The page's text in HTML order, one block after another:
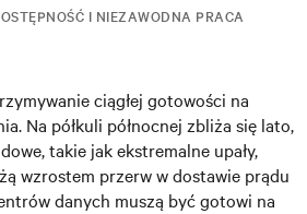
I NIEZAWODNA PRACA
ciągłej gotowości na
Na półkuli północnej zbliża się lato,
takie jak ekstremalne upały,
wzrostem przerw w dostawie prądu
danych muszą być gotowi na